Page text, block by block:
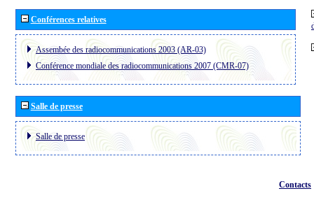
Conférences relatives
Assembée des radiocommunications 2003 (AR-03)
Conférence mondiale des radiocommunications 2007 (CMR-07)
Salle de presse
Salle de presse
Contacts